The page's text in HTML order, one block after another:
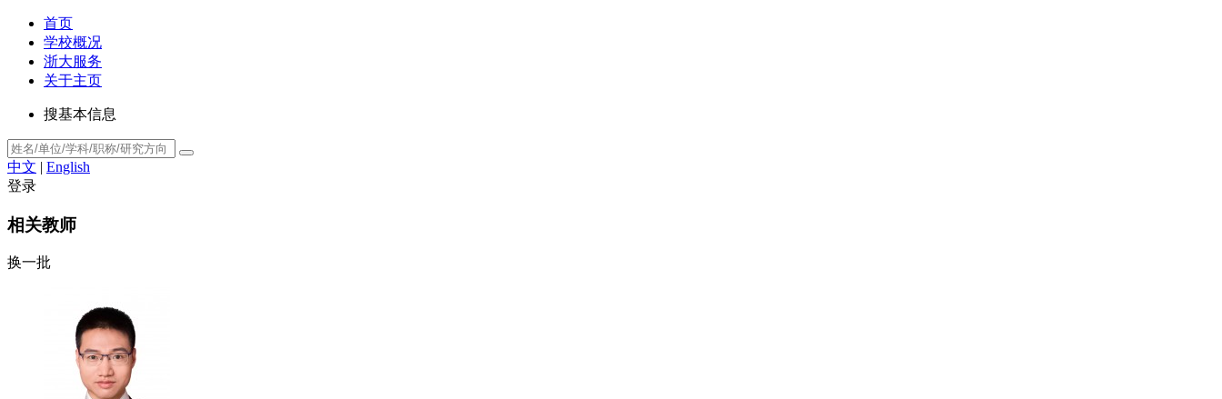
首页
学校概况
浙大服务
关于主页
搜基本信息
中文 | English
登录
相关教师
换一批